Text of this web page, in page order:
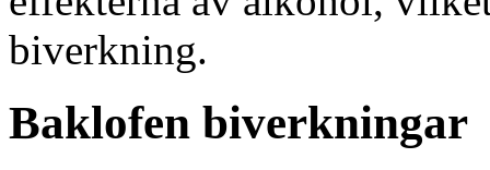
biverkning.
Baklofen biverkningar